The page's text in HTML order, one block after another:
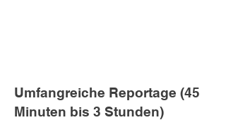
Umfangreiche Reportage (45
Minuten bis 3 Stunden)